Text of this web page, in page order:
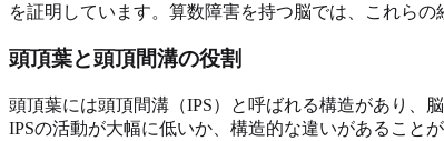
を証明しています。算数障害を持つ脳では、これら
頭頂葉と頭頂間溝の役割
頭頂葉には頭頂間溝（IPS）と呼ばれる構造があり、
IPSの活動が大幅に低いか、構造的な違いがあること